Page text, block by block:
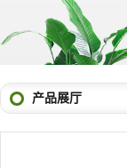
产品展厅